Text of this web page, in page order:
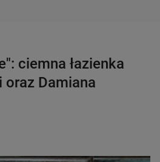
ciemna łazienka
oraz Damiana